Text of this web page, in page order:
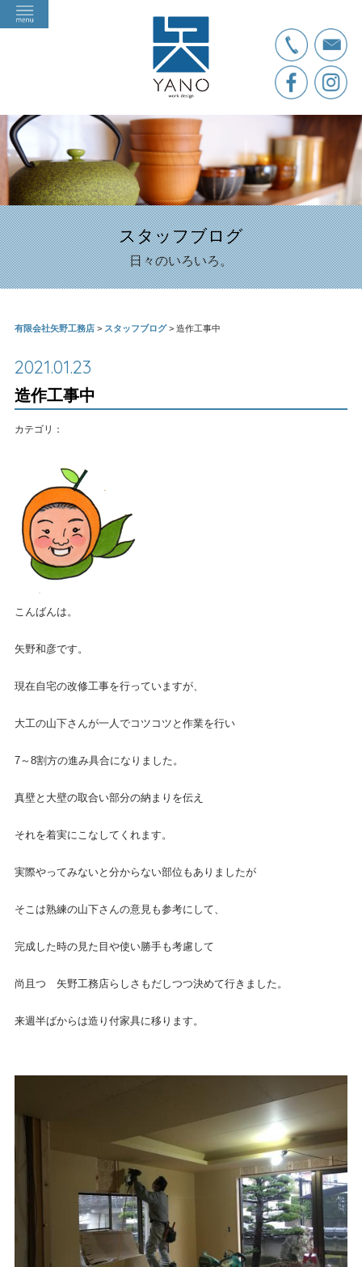
スタッフブログ
日々のいろいろ。
有限会社矢野工務店> スタッフブログ> 造作工事中
2021.01.23
造作工事中
カテゴリ：
こんばんは。
矢野和彦です。
現在自宅の改修工事を行っていますが、
大工の山下さんが一人でコツコツと作業を行い
7～8割方の進み具合になりました。
真壁と大壁の取合い部分の納まりを伝え
それを着実にこなしてくれます。
実際やってみないと分からない部位もありましたが
そこは熟練の山下さんの意見も参考にして、
完成した時の見た目や使い勝手も考慮して
尚且つ 矢野工務店らしさもだしつつ決めて行きました。
来週半ばからは造り付家具に移ります。